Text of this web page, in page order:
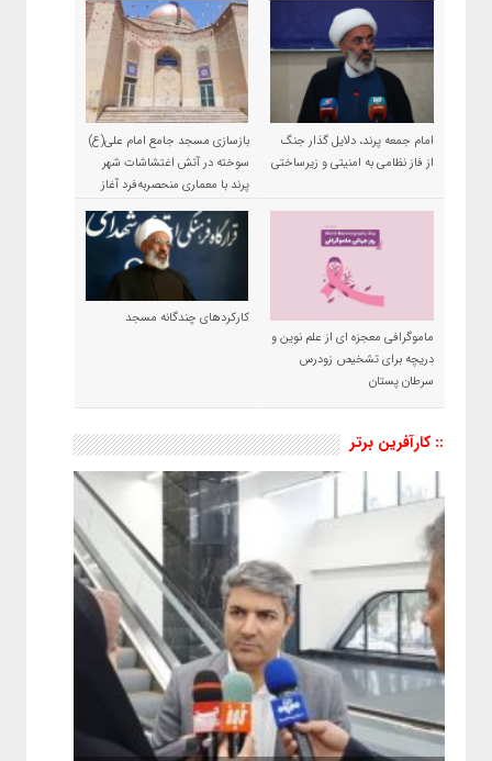
امام جمعه پرند، دلایل گذار جنگ
از فاز نظامی به امنیتی و زیرساختی
بازسازی مسجد جامع امام علی(ع)
سوخته در آتش اغتشاشات شهر
پرند با معماری منحصربه‌فرد آغاز
شد
ماموگرافی معجزه ای از علم نوین و
دریچه برای تشخیص زودرس
سرطان پستان
کارکردهای چندگانه مسجد
:: کارآفرین برتر